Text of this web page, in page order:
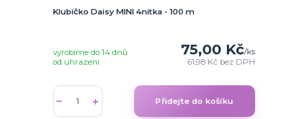
Klubíčko Daisy MINI 4nitka - 100 m
75,00 Kč/ks
61,98 Kč bez DPH
vyrobíme do 14 dnů
od uhrazení
Přidejte do košíku